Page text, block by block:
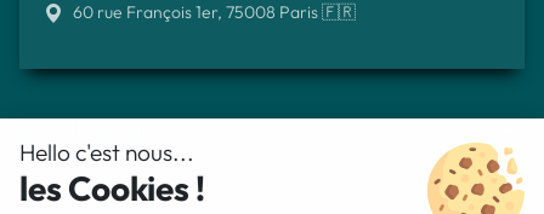
Hello c'est nous...
les Cookies !
60 rue François 1er, 75008 Paris 🇫🇷
BESOIN D'AIDE ?